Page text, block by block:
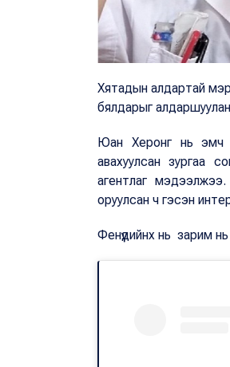
Хятадын алдартай
бялдарыг
Юан Херонг нь эмч
авахуулсан зургаа
агентлаг
оруулсан ч гэсэн
Фенүүдийнх нь зарим